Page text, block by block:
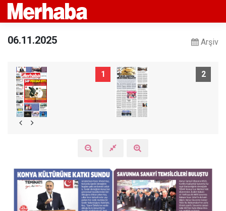
06.11.2025 Arşiv
1 2